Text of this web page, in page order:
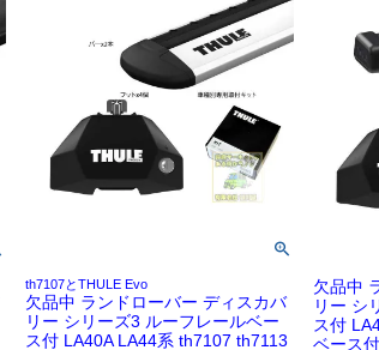
th7107とTHULE Evo
欠品中 ランドローバー ディスカバ
リー シリーズ3 ルーフレールベー
ス付 LA40A LA44系 th7107 th7113
欠品中
リー シ
ス付
ベース